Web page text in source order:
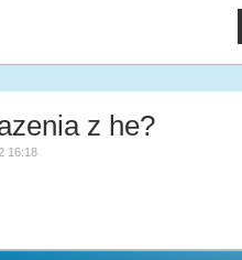
z he?
16:18